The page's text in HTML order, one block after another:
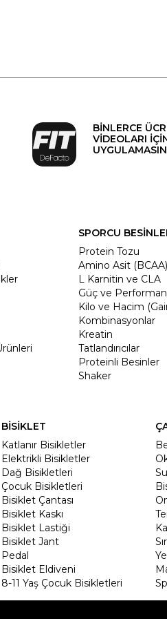
BİNLERCE
VİDEOLARI
SPORCU
Protein Tozu
Amino Asit (BCAA)
L Karnitin ve CLA
Güç ve
Kilo ve Hacim
Kombinasyonlar
Kreatin
Tatlandırıcılar
Proteinli Besinler
Shaker
BİSİKLET
Katlanır Bisikletler
Elektrikli Bisikletler
Dağ Bisikletleri
Çocuk Bisikletleri
Bisiklet Çantası
Bisiklet Kaskı
Bisiklet Lastiği
Bisiklet Jant
Pedal
Bisiklet Eldiveni
8-11 Yaş Çocuk Bisikletleri